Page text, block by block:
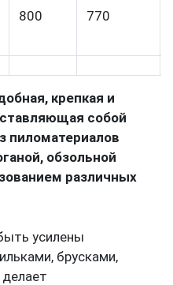
800 770
крепкая и
собой
пиломатериалов
обзольной
различных
усилены
брусками,